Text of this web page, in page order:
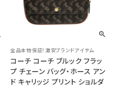
全品本物保証！激安ブランドアイテム
コーチ コーチ ブルック フラッ
プ チェーン バッグ・ホース アン
ド キャリッジ プリント ショルダ